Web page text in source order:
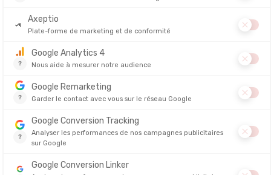
TA
EN 24/48H
14,90 €
CAPSULES VITAMINES
TA ENERGY
EN STOCK -